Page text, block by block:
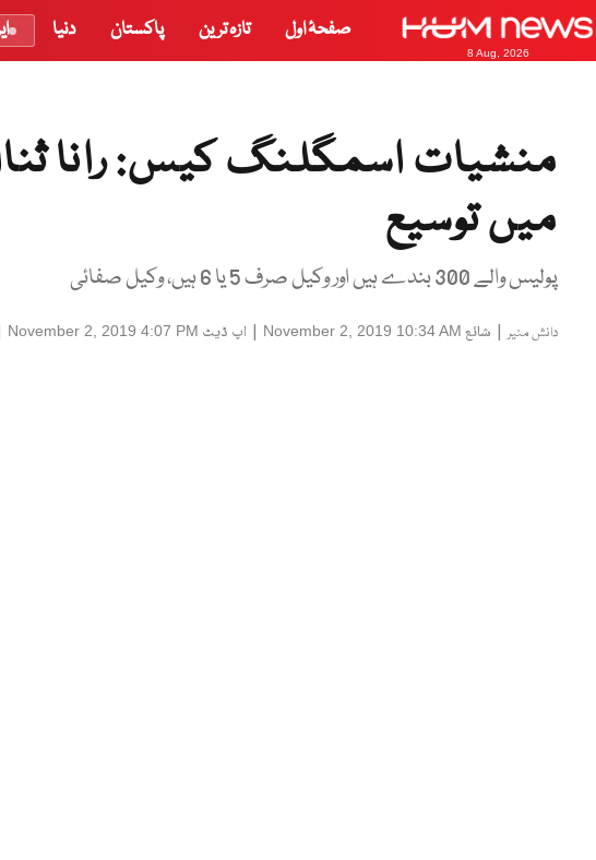
8 Aug, 2026
صفحۂ اول تازہ ترین پاکستان دنیا
منشیات اسمگلنگ کیس: رانا
میں توسیع
پولیس والے 300 بندے ہیں اور وکیل صرف 5 یا 6 ہیں، وکیل صفائی
دانش منیر| شائع November 2, 2019 10:34 AM
| اپ ڈیٹ November 2, 2019 4:07 PM